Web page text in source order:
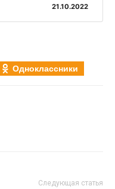
21.10.2022
Одноклассники
Следующая статья